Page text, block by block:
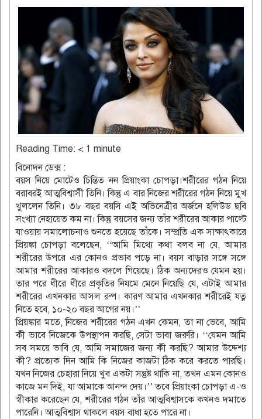
Reading Time: < 1 minute
বিনোদন ডেক্স :
বয়স নিয়ে মোটেও চিন্তিত নন প্রিয়াংকা চোপড়া।শরীরের গঠন নিয়ে
বরাবরই আত্মবিশ্বাসী তিনি। কিন্তু এ বার নিজের শরীরের গঠন নিয়ে মুখ
খুললেন তিনি। ৩৮ বছর বয়সি এই অভিনেত্রীর অর্জনে হলিউড ছবি
সংখ্যা নেহায়েত কম না। কিন্তু বয়সের জন্য তাঁর শরীরের আকার পাল্টে
যাওয়ায় সমালোচনাও শুনতে হয়েছে তাঁকে। সম্প্রতি এক সাক্ষাৎকারে
প্রিয়ঙ্কা চোপড়া বলেছেন, ‘‘আমি মিথ্যে কথা বলব না যে, আমার
শরীরের উপরে এর কোনও প্রভাব পড়ে না। বয়স বাড়ার সঙ্গে সঙ্গে
আমার শরীরের আকারও বদলে গিয়েছে। ঠিক অন্যদেরও যেমন হয়।
তার পরে ধীরে ধীরে প্রকৃতির নিযমে মেনে নিয়েছি যে, এটাই আমার
শরীরের এখনকার আসল রুপ। কারণ আমার এখনকার শরীরেই যত্ন
নিতে হবে, ১০-২০ বছর আগের নয়।’’
প্রিয়ঙ্কার মতে, নিজের শরীরের গঠন এখন কেমন, তা না ভেবে, আমি
কী ভাবে নিজেকে উপস্থাপন করছি, সেটা ভাবা জরুরি। ‘‘যেমন আমি
সব সময়ে ভাবি যে, আমি সমাজের জন্য কী করছি? আমার উদ্দেশ্য
কী? প্রত্যেক দিন আমি কি নিজের কাজটা ঠিক করে করতে পারছি।
যখন নিজের চেহারা নিয়ে খুব একটা সন্তুষ্ট থাকি না, তখন এমন কোনও
কাজে মন দিই, যা আমাকে আনন্দ দেয়।’’ তবে প্রিয়াংকা চোপড়া এ-ও
স্বীকার করেছেন যে, শরীরের গঠন তাঁর আত্মবিশ্বাসকে কখনও দমাতে
পারেনি। আত্মবিশ্বাস থাকলে বয়স বাধা হতে পারে না।